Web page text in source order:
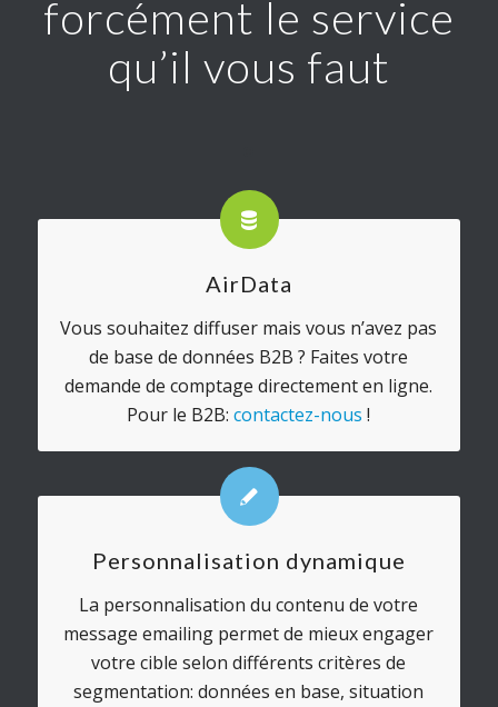
forcément le service
qu’il vous faut
AirData
Vous souhaitez diffuser mais vous n’avez pas
de base de données B2B ? Faites votre
demande de comptage directement en ligne.
Pour le B2B:contactez-nous !
Personnalisation dynamique
La personnalisation du contenu de votre
message emailing permet de mieux engager
votre cible selon différents critères de
segmentation: données en base, situation